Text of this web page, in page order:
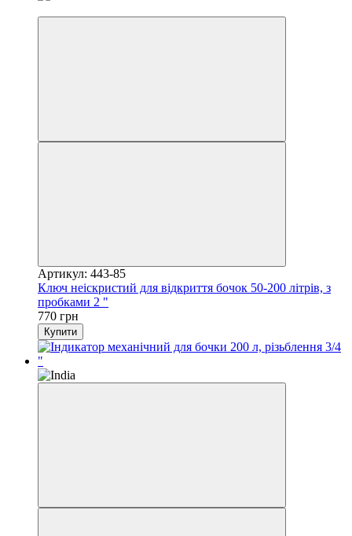
Артикул: 443-85
Ключ неіскристий для відкриття бочок 50-200 літрів, з
пробками 2 "
770 грн
Купити